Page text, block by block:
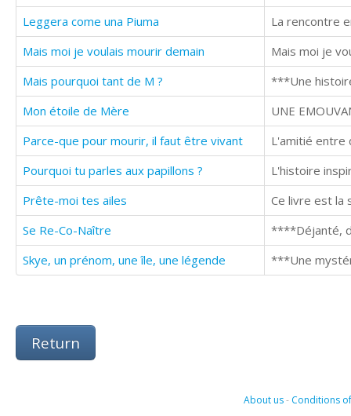
Leggera come una Piuma
Mais moi je voulais mourir demain
Mais pourquoi tant de M ?
***Une
Mon étoile de Mère
Parce-que pour mourir, il faut être vivant
Pourquoi tu parles aux papillons ?
Prête-moi tes ailes
Se Re-Co-Naître
Skye, un prénom, une île, une légende
***Une
Return
About us- Conditions